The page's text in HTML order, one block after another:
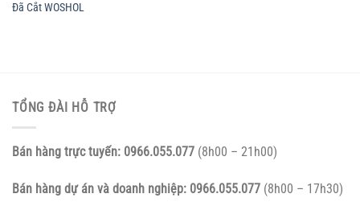
Đã Cắt WOSHOL
TỔNG ĐÀI HỖ TRỢ
Bán hàng trực tuyến: 0966.055.077 (8h00 – 21h00)
Bán hàng dự án và doanh nghiệp: 0966.055.077 (8h00 – 17h30)